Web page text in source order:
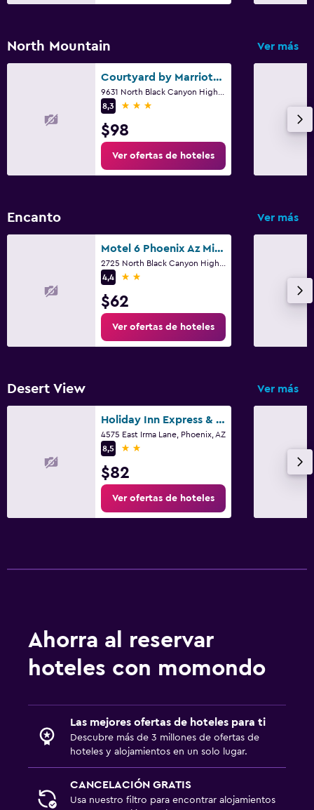
North Mountain Ver más
Courtyard by Marriott Phoenix North
8,3
3 estrellas
$98
Ver ofertas de hoteles
Encanto Ver más
Motel 6 Phoenix Az Midtown
4,4
2 estrellas
$62
Ver ofertas de hoteles
Desert View Ver más
Holiday Inn Express & Suites Phoenix North - Scottsdale By IHG
4575 East Irma Lane, Phoenix, AZ
8,5
2 estrellas
$82
Ver ofertas de hoteles
Ahorra al reservar
hoteles con momondo
Las mejores ofertas de hoteles para ti
Descubre más de 3 millones de ofertas de
hoteles y alojamientos en un solo lugar.
CANCELACIÓN GRATIS
Usa nuestro filtro para encontrar alojamientos